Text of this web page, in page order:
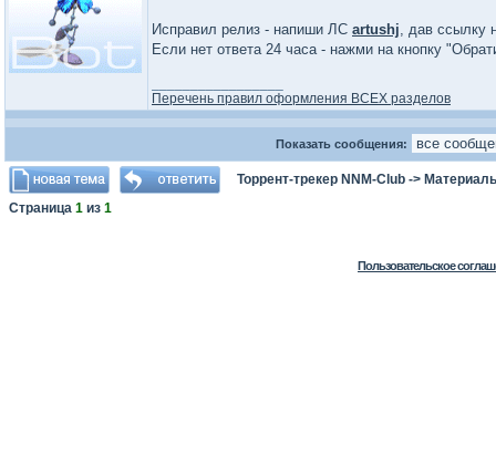
Исправил релиз - напиши ЛС artushj, дав ссылку
Если нет ответа 24 часа - нажми на кнопку
Перечень правил оформления ВСЕХ разделов
Показать сообщения:
Торрент-трекер NNM-Club ->
Страница 1 из 1
Пользовательское